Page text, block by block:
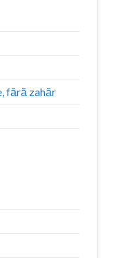
fără zahăr